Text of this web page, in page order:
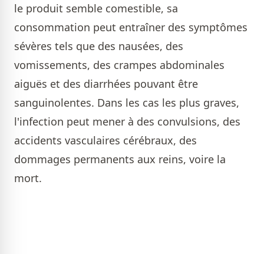
le produit semble comestible, sa
consommation peut entraîner des symptômes
sévères tels que des nausées, des
vomissements, des crampes abdominales
aiguës et des diarrhées pouvant être
sanguinolentes. Dans les cas les plus graves,
l'infection peut mener à des convulsions, des
accidents vasculaires cérébraux, des
dommages permanents aux reins, voire la
mort.